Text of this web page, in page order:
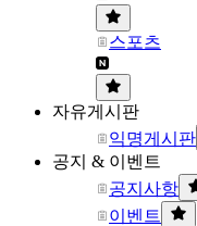
스포츠
자유게시판
익명게시판
공지 & 이벤트
공지사항
이벤트